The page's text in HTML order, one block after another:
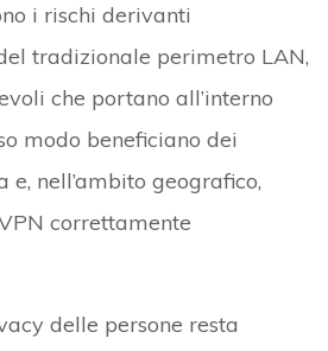
i rischi derivanti
tradizionale perimetro LAN,
che portano all’interno
modo beneficiano dei
e, nell’ambito geografico,
correttamente
delle persone resta